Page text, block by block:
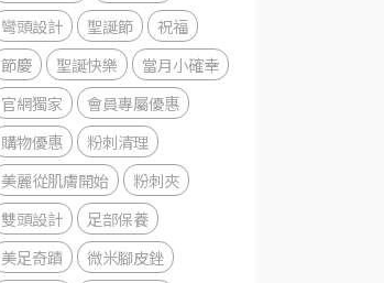
彎頭設計
聖誕節
祝福
節慶
聖誕快樂
當月小確幸
官網獨家
會員專屬優惠
購物優惠
粉刺清理
美麗從肌膚開始
粉刺夾
雙頭設計
足部保養
美足奇蹟
微米腳皮銼